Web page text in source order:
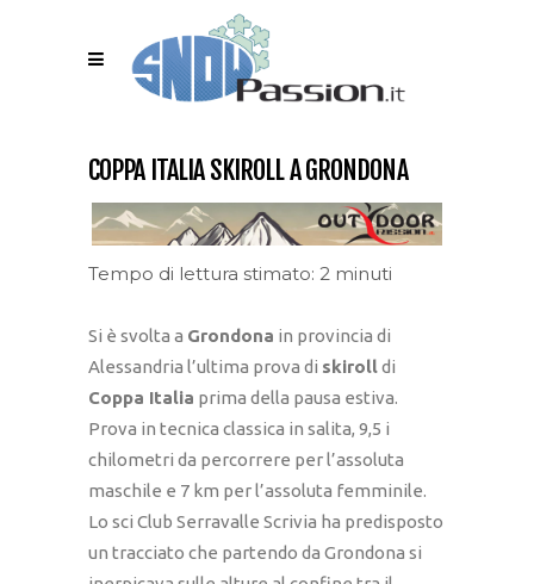
COPPA ITALIA SKIROLL A GRONDONA
Tempo di lettura stimato: 2 minuti
Si è svolta a Grondona in provincia di
Alessandria l’ultima prova di skirolldi
Coppa Italia prima della pausa estiva.
Prova in tecnica classica in salita, 9,5 i
chilometri da percorrere per l’assoluta
maschile e 7 km per l’assoluta femminile.
Lo sci Club Serravalle Scrivia ha predisposto
un tracciato che partendo da Grondona si